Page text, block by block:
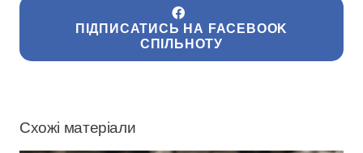
ПІДПИСАТИСЬ НА FACEBOOK
СПІЛЬНОТУ
Схожі матеріали